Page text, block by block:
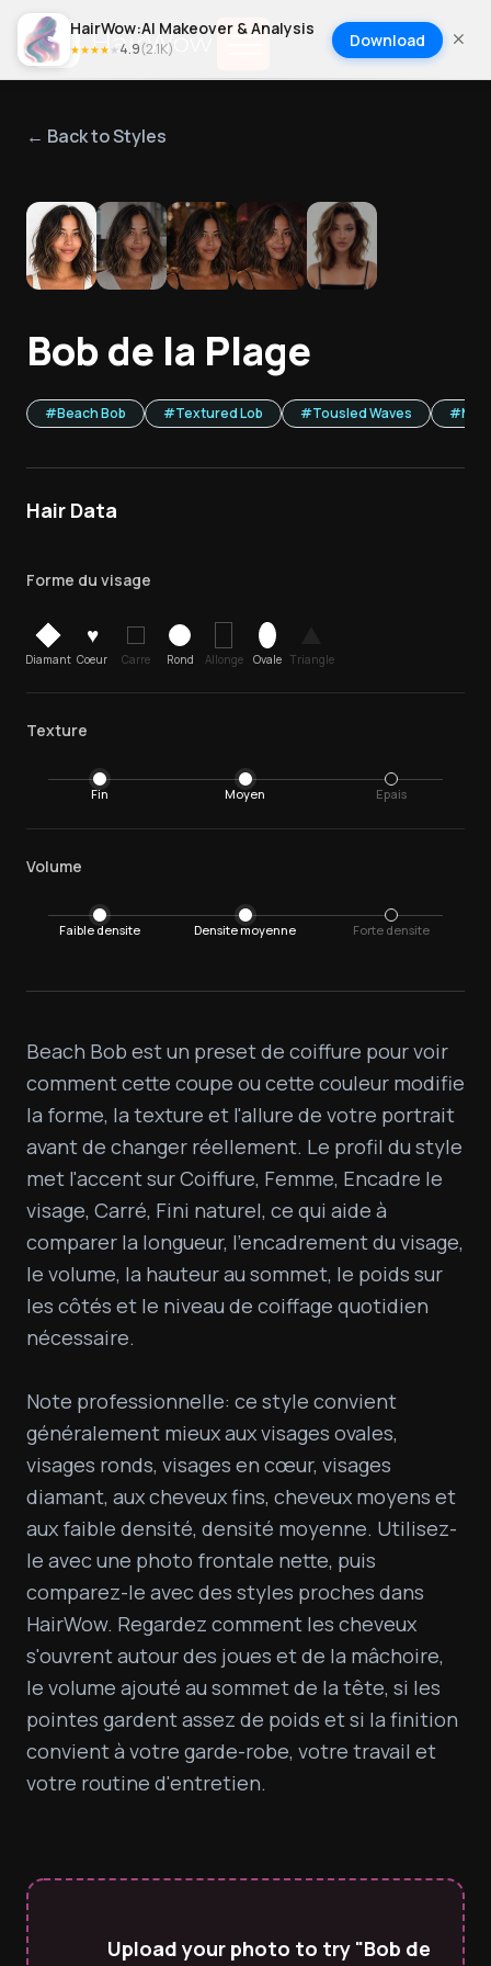
HairWow:AI Makeover & Analysis
★★★★ ★4.9(2.1K) Download
← Back to Styles
Bob de la Plage
#Beach Bob #Textured Lob #Tousled Waves #
Hair Data
Forme du visage
Diamant
♥
Coeur Carre Rond Allonge Ovale Triangle
Texture
Fin Moyen Epais
Volume
Faible densite Densite moyenne Forte densite
Beach Bob est un preset de coiffure pour voir
comment cette coupe ou cette couleur modifie
la forme, la texture et l'allure de votre portrait
avant de changer réellement. Le profil du style
met l'accent sur Coiffure, Femme, Encadre le
visage, Carré, Fini naturel, ce qui aide à
comparer la longueur, l'encadrement du visage,
le volume, la hauteur au sommet, le poids sur
les côtés et le niveau de coiffage quotidien
nécessaire.
Note professionnelle: ce style convient
généralement mieux aux visages ovales,
visages ronds, visages en cœur, visages
diamant, aux cheveux fins, cheveux moyens et
aux faible densité, densité moyenne. Utilisez-
le avec une photo frontale nette, puis
comparez-le avec des styles proches dans
HairWow. Regardez comment les cheveux
s'ouvrent autour des joues et de la mâchoire,
le volume ajouté au sommet de la tête, si les
pointes gardent assez de poids et si la finition
convient à votre garde-robe, votre travail et
votre routine d'entretien.
Upload your photo to try "Bob de